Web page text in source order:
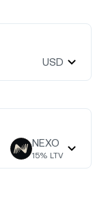
USD
NEXO
15% LTV